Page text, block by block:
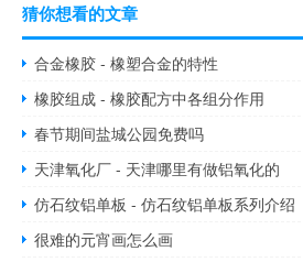
猜你想看的文章
合金橡胶 - 橡塑合金的特性
橡胶组成 - 橡胶配方中各组分作用
春节期间盐城公园免费吗
天津氧化厂 - 天津哪里有做铝氧化的
仿石纹铝单板 - 仿石纹铝单板系列介绍
很难的元宵画怎么画